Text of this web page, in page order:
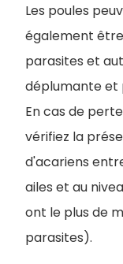
Les poules
également être
parasites et
déplumante et
En cas de
vérifiez la
d'acariens
ailes et au
ont le plus de
parasites).